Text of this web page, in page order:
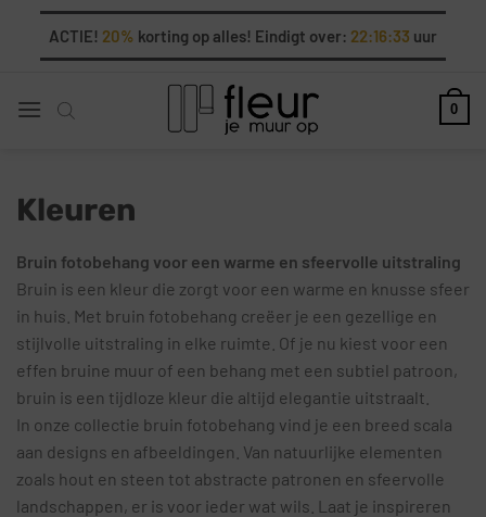
inhoud
ACTIE! 20% korting op alles! Eindigt over: 22:16:32 uur
0
Kleuren
Bruin fotobehang voor een warme en sfeervolle uitstraling
Bruin is een kleur die zorgt voor een warme en knusse sfeer
in huis. Met bruin fotobehang creëer je een gezellige en
stijlvolle uitstraling in elke ruimte. Of je nu kiest voor een
effen bruine muur of een behang met een subtiel patroon,
bruin is een tijdloze kleur die altijd elegantie uitstraalt.
In onze collectie bruin fotobehang vind je een breed scala
aan designs en afbeeldingen. Van natuurlijke elementen
zoals hout en steen tot abstracte patronen en sfeervolle
landschappen, er is voor ieder wat wils. Laat je inspireren